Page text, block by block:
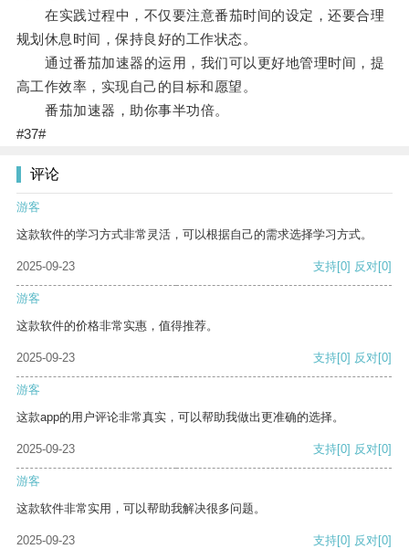
在实践过程中，不仅要注意番茄时间的设定，还要合理
规划休息时间，保持良好的工作状态。
通过番茄加速器的运用，我们可以更好地管理时间，提
高工作效率，实现自己的目标和愿望。
番茄加速器，助你事半功倍。
#37#
评论
游客
这款软件的学习方式非常灵活，可以根据自己的需求选择学习方式。
2025-09-23 支持[0] 反对[0]
游客
这款软件的价格非常实惠，值得推荐。
2025-09-23 支持[0] 反对[0]
游客
这款app的用户评论非常真实，可以帮助我做出更准确的选择。
2025-09-23 支持[0] 反对[0]
游客
这款软件非常实用，可以帮助我解决很多问题。
2025-09-23 支持[0] 反对[0]